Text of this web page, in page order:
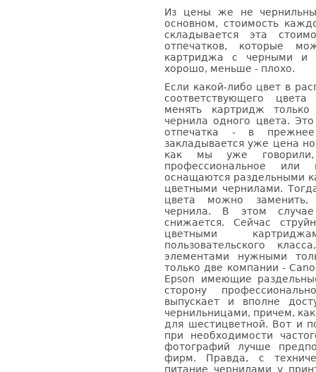
Из цены же не
основном, стоимость
складывается эта
отпечатков, которые
картриджа с черными и
хорошо, меньше - плохо.
Если какой-либо цвет в
соответствующего
менять картридж
чернила одного цвета.
отпечатка - в прежнее
закладывается уже цена
как мы уже говорили,
профессиональное или
оснащаются раздельными
цветными чернилами.
цвета можно заменить,
чернила. В этом
снижается. Сейчас
цветными
пользовательского
элементами нужными
только две компании -
Epson имеющие
сторону
выпускает и вполне
чернильницами, причем,
для шестицветной. Вот и
при необходимости
фотографий лучше
фирм. Правда, с
питание чернилами у